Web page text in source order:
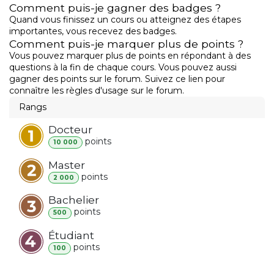
Comment puis-je gagner des badges ?
Quand vous finissez un cours ou atteignez des étapes
importantes, vous recevez des badges.
Comment puis-je marquer plus de points ?
Vous pouvez marquer plus de points en répondant à des
questions à la fin de chaque cours. Vous pouvez aussi
gagner des points sur le forum. Suivez ce lien pour
connaître les règles d'usage sur le forum.
Rangs
Docteur
10 000 points
Master
2 000 points
Bachelier
500 points
Étudiant
100 points